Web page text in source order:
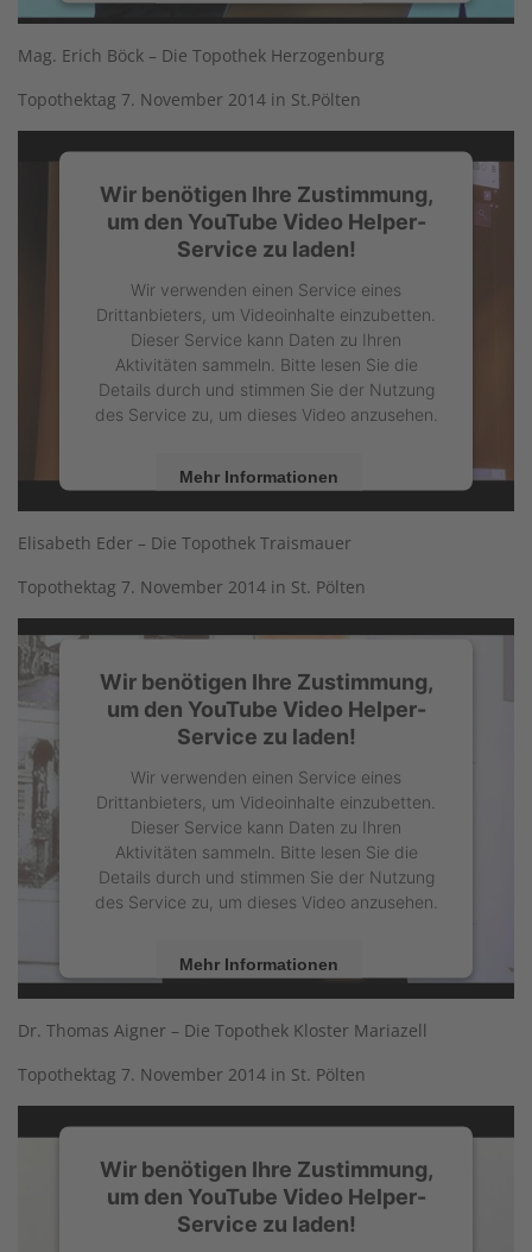
Akzeptieren
powered byUsercentrics Consent
Mag. Erich Böck – Die Topothek Herzogenburg
Topothektag 7. November 2014 in St.Pölten
Wir benötigen Ihre Zustimmung,
um den YouTube Video Helper-
Service zu laden!
Wir verwenden einen Service eines
Drittanbieters, um Videoinhalte einzubetten.
Dieser Service kann Daten zu Ihren
Aktivitäten sammeln. Bitte lesen Sie die
Details durch und stimmen Sie der Nutzung
des Service zu, um dieses Video anzusehen.
Mehr Informationen
Akzeptieren
powered byUsercentrics Consent
Elisabeth Eder – Die Topothek Traismauer
Topothektag 7. November 2014 in St. Pölten
Wir benötigen Ihre Zustimmung,
um den YouTube Video Helper-
Service zu laden!
Wir verwenden einen Service eines
Drittanbieters, um Videoinhalte einzubetten.
Dieser Service kann Daten zu Ihren
Aktivitäten sammeln. Bitte lesen Sie die
Details durch und stimmen Sie der Nutzung
des Service zu, um dieses Video anzusehen.
Mehr Informationen
Akzeptieren
powered byUsercentrics Consent
Dr. Thomas Aigner – Die Topothek Kloster Mariazell
Topothektag 7. November 2014 in St. Pölten
Wir benötigen Ihre Zustimmung,
um den YouTube Video Helper-
Service zu laden!